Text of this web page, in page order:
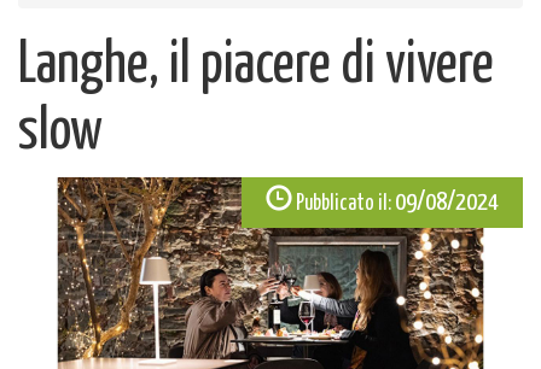
Langhe, il piacere di vivere
slow
Pubblicato il: 09/08/2024